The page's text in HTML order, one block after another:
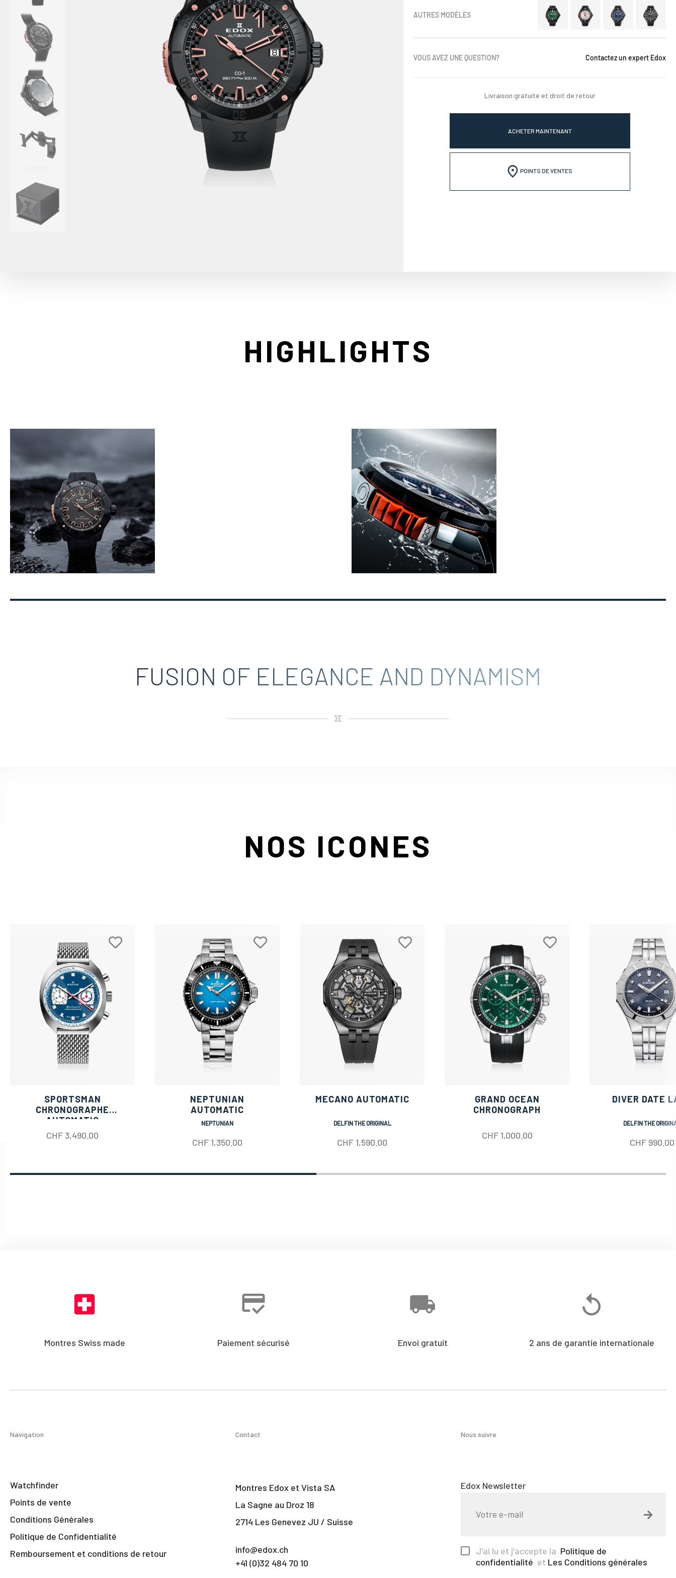
AUTRES MODÈLES
VOUS AVEZ UNE QUESTION? Contactez un expert Edox
Livraison gratuite et droit de retour
ACHETER MAINTENANT
POINTS DE VENTES
HIGHLIGHTS
FUSION OF ELEGANCE AND DYNAMISM
NOS ICONES
SPORTSMAN
CHRONOGRAPHE
AUTOMATIC
CHF 3,490.00
NEPTUNIAN
AUTOMATIC
NEPTUNIAN
CHF 1,350.00
MECANO AUTOMATIC
DELFIN THE ORIGINAL
CHF 1,590.00
GRAND OCEAN
CHRONOGRAPH
CHF1,000.00
DIVER DATE
DELFIN THE
CHF990.00
Montres Swiss made Paiement sécurisé Envoi gratuit 2 ans de garantie internationale
Navigation
Watchfinder
Points de vente
Conditions Générales
Politique de Confidentialité
Remboursement et conditions de retour
Contact
Montres Edox et Vista SA
La Sagne au Droz 18
2714 Les Genevez JU / Suisse
info@edox.ch
+41 (0)32 484 70 10
Nous suivre
Edox Newsletter
J'ai lu et j'accepte la Politique de
confidentialité et Les Conditions générales